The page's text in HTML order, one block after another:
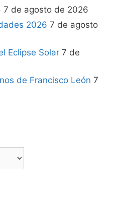
7 de agosto de 2026
2026 7 de agosto
Eclipse Solar 7 de
de Francisco León 7